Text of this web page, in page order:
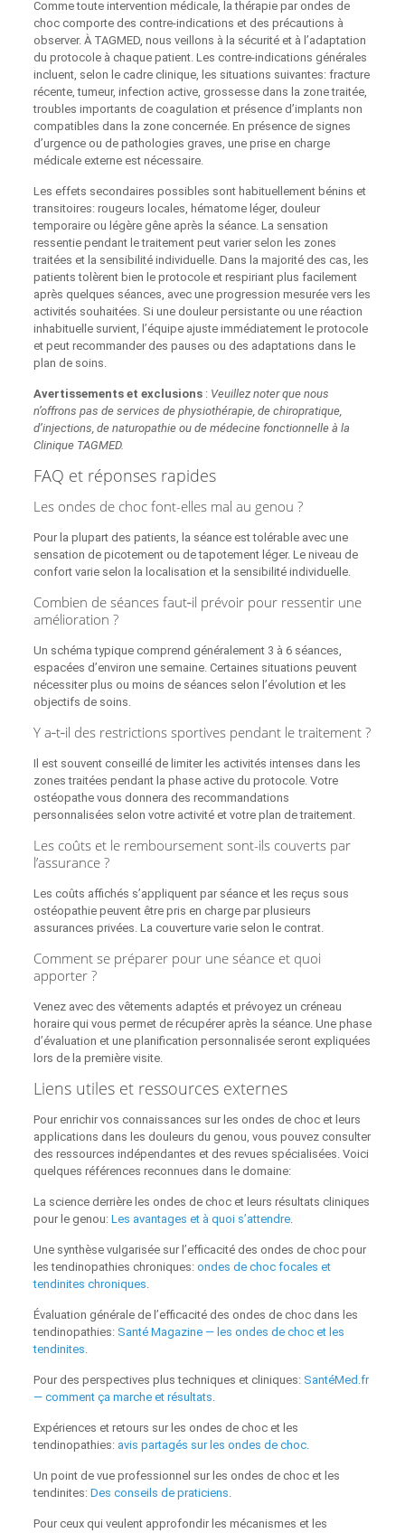
Comme toute intervention médicale, la thérapie par ondes de
choc comporte des contre‑indications et des précautions à
observer. À TAGMED, nous veillons à la sécurité et à l’adaptation
du protocole à chaque patient. Les contre‑indications générales
incluent, selon le cadre clinique, les situations suivantes: fracture
récente, tumeur, infection active, grossesse dans la zone traitée,
troubles importants de coagulation et présence d’implants non
compatibles dans la zone concernée. En présence de signes
d’urgence ou de pathologies graves, une prise en charge
médicale externe est nécessaire.
Les effets secondaires possibles sont habituellement bénins et
transitoires: rougeurs locales, hématome léger, douleur
temporaire ou légère gêne après la séance. La sensation
ressentie pendant le traitement peut varier selon les zones
traitées et la sensibilité individuelle. Dans la majorité des cas, les
patients tolèrent bien le protocole et respiriant plus facilement
après quelques séances, avec une progression mesurée vers les
activités souhaitées. Si une douleur persistante ou une réaction
inhabituelle survient, l’équipe ajuste immédiatement le protocole
et peut recommander des pauses ou des adaptations dans le
plan de soins.
Avertissements et exclusions: Veuillez noter que nous
n’offrons pas de services de physiothérapie, de chiropratique,
d’injections, de naturopathie ou de médecine fonctionnelle à la
Clinique TAGMED.
FAQ et réponses rapides
Les ondes de choc font-elles mal au genou ?
Pour la plupart des patients, la séance est tolérable avec une
sensation de picotement ou de tapotement léger. Le niveau de
confort varie selon la localisation et la sensibilité individuelle.
Combien de séances faut‑il prévoir pour ressentir une
amélioration ?
Un schéma typique comprend généralement 3 à 6 séances,
espacées d’environ une semaine. Certaines situations peuvent
nécessiter plus ou moins de séances selon l’évolution et les
objectifs de soins.
Y a‑t‑il des restrictions sportives pendant le traitement ?
Il est souvent conseillé de limiter les activités intenses dans les
zones traitées pendant la phase active du protocole. Votre
ostéopathe vous donnera des recommandations
personnalisées selon votre activité et votre plan de traitement.
Les coûts et le remboursement sont-ils couverts par
l’assurance ?
Les coûts affichés s’appliquent par séance et les reçus sous
ostéopathie peuvent être pris en charge par plusieurs
assurances privées. La couverture varie selon le contrat.
Comment se préparer pour une séance et quoi
apporter ?
Venez avec des vêtements adaptés et prévoyez un créneau
horaire qui vous permet de récupérer après la séance. Une phase
d’évaluation et une planification personnalisée seront expliquées
lors de la première visite.
Liens utiles et ressources externes
Pour enrichir vos connaissances sur les ondes de choc et leurs
applications dans les douleurs du genou, vous pouvez consulter
des ressources indépendantes et des revues spécialisées. Voici
quelques références reconnues dans le domaine:
La science derrière les ondes de choc et leurs résultats cliniques
pour le genou: Les avantages et à quoi s’attendre.
Une synthèse vulgarisée sur l’efficacité des ondes de choc pour
les tendinopathies chroniques: ondes de choc focales et
tendinites chroniques.
Évaluation générale de l’efficacité des ondes de choc dans les
tendinopathies: Santé Magazine — les ondes de choc et les
tendinites.
Pour des perspectives plus techniques et cliniques: SantéMed.fr
— comment ça marche et résultats.
Expériences et retours sur les ondes de choc et les
tendinopathies: avis partagés sur les ondes de choc.
Un point de vue professionnel sur les ondes de choc et les
tendinites: Des conseils de praticiens.
Pour ceux qui veulent approfondir les mécanismes et les